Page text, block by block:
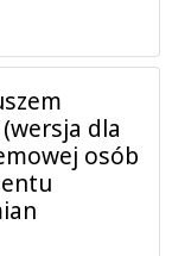
dla
osób